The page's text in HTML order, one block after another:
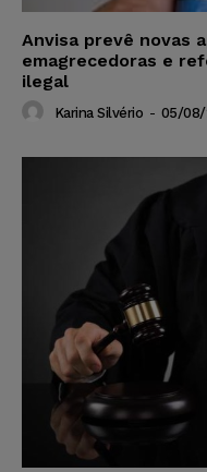
Anvisa prevê novas
emagrecedoras e
ilegal
Karina Silvério - 05/08/